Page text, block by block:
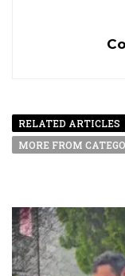
RELATED ARTICLES
MORE FROM